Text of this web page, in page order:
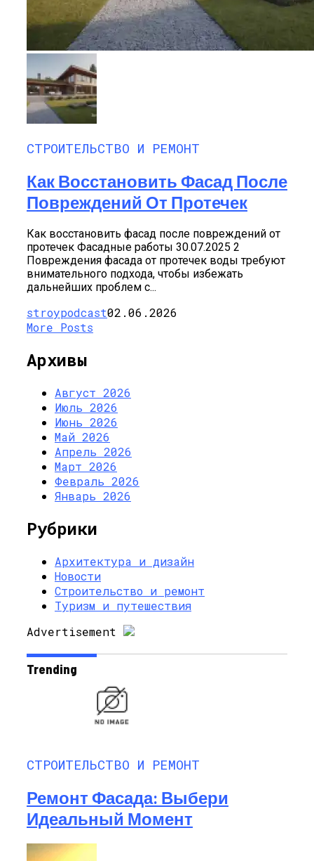
СТРОИТЕЛЬСТВО И РЕМОНТ
Как Восстановить Фасад После
Повреждений От Протечек
Как восстановить фасад после повреждений от
протечек Фасадные работы 30.07.2025 2
Повреждения фасада от протечек воды требуют
внимательного подхода, чтобы избежать
дальнейших проблем с...
stroypodcast02.06.2026
More Posts
Архивы
Август 2026
Июль 2026
Июнь 2026
Май 2026
Апрель 2026
Март 2026
Февраль 2026
Январь 2026
Рубрики
Архитектура и дизайн
Новости
Строительство и ремонт
Туризм и путешествия
Advertisement
Trending
СТРОИТЕЛЬСТВО И РЕМОНТ
Ремонт Фасада: Выбери
Идеальный Момент